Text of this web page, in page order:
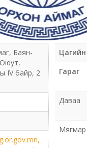
дулаан түгээх сүлжээ
эмчилгээний төв
газар
Шуудан үйлчилгээний
спортын газар
барилга хот
Баян-
Оюут,
IV байр, 2
Гараг
Даваа
Мягмар